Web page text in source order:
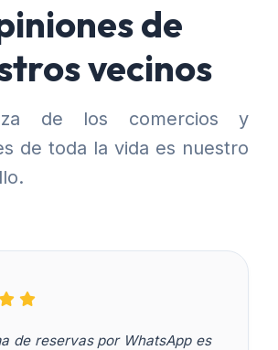
de
vecinos
de los comercios y
de toda la vida es nuestro
de reservas por WhatsApp es